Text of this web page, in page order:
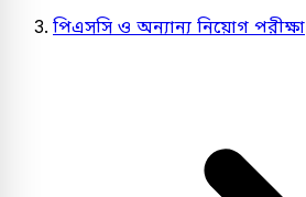
পিএসসি ও অন্যান্য নিয়োগ পরীক্ষা